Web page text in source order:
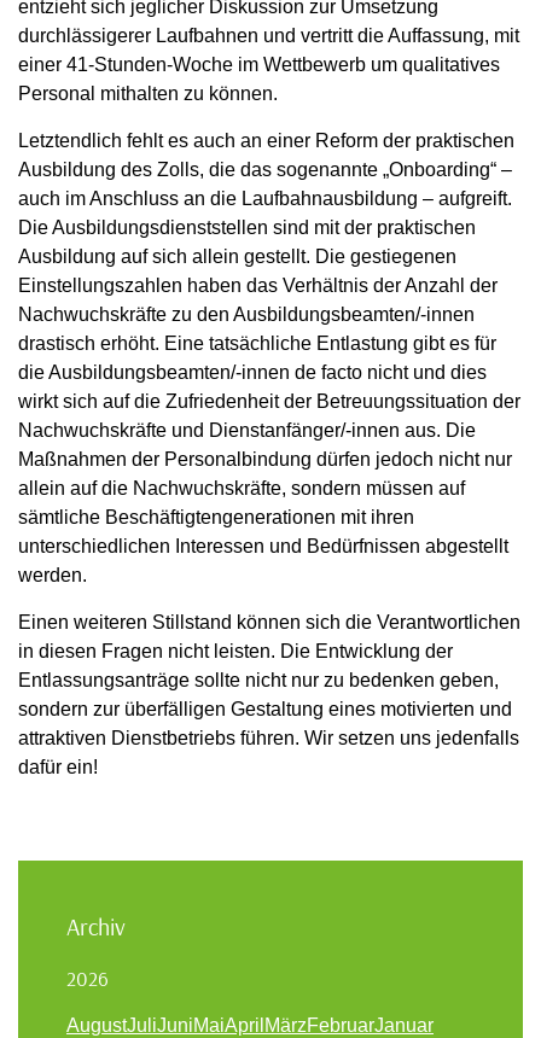
entzieht sich jeglicher Diskussion zur Umsetzung
durchlässigerer Laufbahnen und vertritt die Auffassung, mit
einer 41-Stunden-Woche im Wettbewerb um qualitatives
Personal mithalten zu können.
Letztendlich fehlt es auch an einer Reform der praktischen
Ausbildung des Zolls, die das sogenannte „Onboarding“ –
auch im Anschluss an die Laufbahnausbildung – aufgreift.
Die Ausbildungsdienststellen sind mit der praktischen
Ausbildung auf sich allein gestellt. Die gestiegenen
Einstellungszahlen haben das Verhältnis der Anzahl der
Nachwuchskräfte zu den Ausbildungsbeamten/-innen
drastisch erhöht. Eine tatsächliche Entlastung gibt es für
die Ausbildungsbeamten/-innen de facto nicht und dies
wirkt sich auf die Zufriedenheit der Betreuungssituation der
Nachwuchskräfte und Dienstanfänger/-innen aus. Die
Maßnahmen der Personalbindung dürfen jedoch nicht nur
allein auf die Nachwuchskräfte, sondern müssen auf
sämtliche Beschäftigtengenerationen mit ihren
unterschiedlichen Interessen und Bedürfnissen abgestellt
werden.
Einen weiteren Stillstand können sich die Verantwortlichen
in diesen Fragen nicht leisten. Die Entwicklung der
Entlassungsanträge sollte nicht nur zu bedenken geben,
sondern zur überfälligen Gestaltung eines motivierten und
attraktiven Dienstbetriebs führen. Wir setzen uns jedenfalls
dafür ein!
Archiv
2026
AugustJuliJuniMaiApril MärzFebruarJanuar